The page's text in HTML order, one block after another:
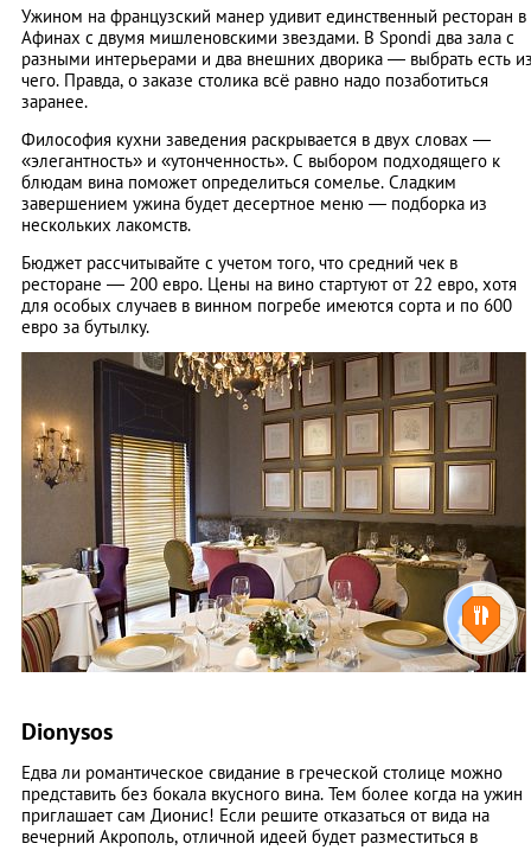
Ужином на французский манер удивит единственный ресторан в
Афинах с двумя мишленовскими звездами. В Spondi два зала с
разными интерьерами и два внешних дворика — выбрать есть
чего. Правда, о заказе столика всё равно надо позаботиться
заранее.
Философия кухни заведения раскрывается в двух словах —
«элегантность» и «утонченность». С выбором подходящего к
блюдам вина поможет определиться сомелье. Сладким
завершением ужина будет десертное меню — подборка из
нескольких лакомств.
Бюджет рассчитывайте с учетом того, что средний чек в
ресторане — 200 евро. Цены на вино стартуют от 22 евро, хотя
для особых случаев в винном погребе имеются сорта и по 600
евро за бутылку.
Dionysos
Едва ли романтическое свидание в греческой столице можно
представить без бокала вкусного вина. Тем более когда на ужин
приглашает сам Дионис! Если решите отказаться от вида на
вечерний Акрополь, отличной идеей будет разместиться в